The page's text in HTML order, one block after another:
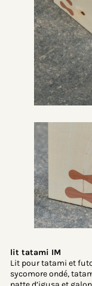
lit tatami IM
Lit pour tatami et
sycomore ondé,